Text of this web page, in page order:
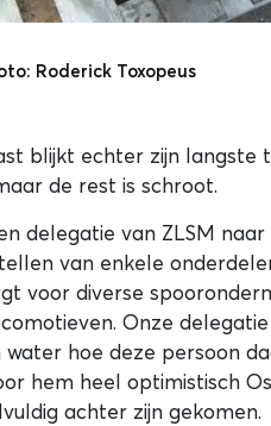
Roderick Toxopeus
blijkt echter zijn langste
de rest is schroot.
delegatie van ZLSM
van enkele
voor diverse
Onze
hoe deze persoon
hem heel optimistisch
achter zijn gekomen.